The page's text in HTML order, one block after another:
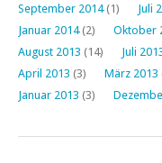
September 2014(1) Juli
Januar 2014(2) Oktober
August 2013 (14) Juli
April 2013 (3) März 2013
Januar 2013 (3)